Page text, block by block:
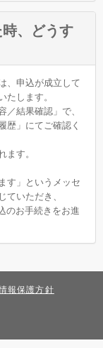
、どうす
、申込が成立して
たします。
結果確認」で、
歴」にてご確認く
ます。
す」というメッセ
ていただき、
のお手続きをお進
報保護方針